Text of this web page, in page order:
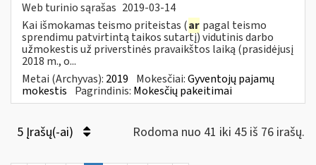
Web turinio sąrašas 2019-03-14
Kai išmokamas teismo priteistas (ar pagal teismo
sprendimu patvirtintą taikos sutartį) vidutinis darbo
užmokestis už priverstinės pravaikštos laiką (prasidėjusį
2018 m., o...
Metai (Archyvas): 2019 Mokesčiai:Gyventojų pajamų
mokestis Pagrindinis: Mokesčių pakeitimai
5 Įrašų(-ai) Rodoma nuo 41 iki 45 iš 76 irašų.